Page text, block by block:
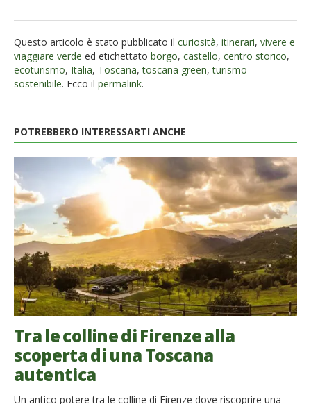
Questo articolo è stato pubblicato il curiosità, itinerari, vivere e
viaggiare verde ed etichettato borgo, castello, centro storico,
ecoturismo, Italia, Toscana,toscana green,turismo
sostenibile. Ecco il permalink.
POTREBBERO INTERESSARTI ANCHE
Tra le colline di Firenze alla
scoperta di una Toscana
autentica
Un antico potere tra le colline di Firenze dove riscoprire una